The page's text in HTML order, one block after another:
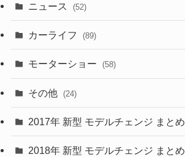
(43)
(6)
(9)
(28)
(27)
(26)
ニュース (52)
カーライフ (89)
モーターショー (58)
その他 (24)
2017年 新型 モデルチェンジ まとめ
2018年 新型 モデルチェンジ まとめ